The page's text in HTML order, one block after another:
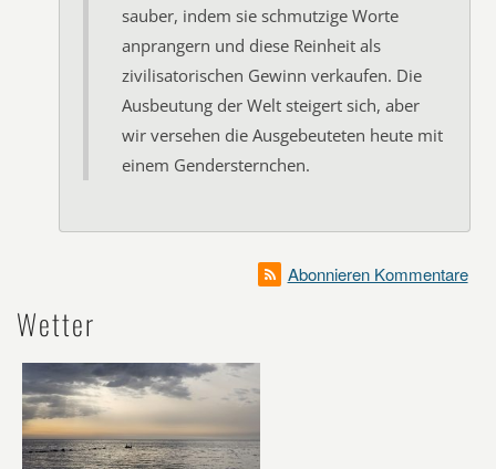
sauber, indem sie schmutzige Worte
anprangern und diese Reinheit als
zivilisatorischen Gewinn verkaufen. Die
Ausbeutung der Welt steigert sich, aber
wir versehen die Ausgebeuteten heute mit
einem Gendersternchen.
Abonnieren Kommentare
Wetter